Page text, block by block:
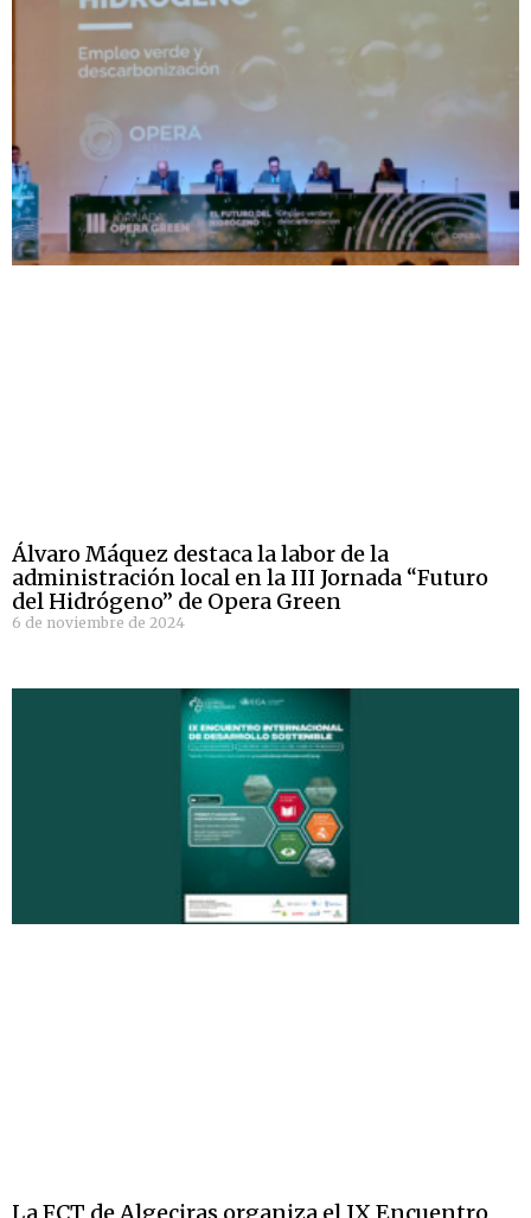
Álvaro Máquez destaca la labor de la
administración local en la III Jornada “Futuro
del Hidrógeno” de Opera Green
6 de noviembre de 2024